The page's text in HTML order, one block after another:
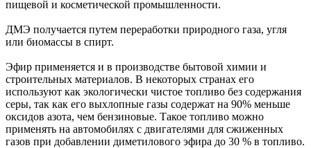
пищевой и косметической промышленности.
ДМЭ получается путем переработки природного газа, угля
или биомассы в спирт.
Эфир применяется и в производстве бытовой химии и
строительных материалов. В некоторых странах его
используют как экологически чистое топливо без содержания
серы, так как его выхлопные газы содержат на 90% меньше
оксидов азота, чем бензиновые. Такое топливо можно
применять на автомобилях с двигателями для сжиженных
газов при добавлении диметилового эфира до 30 % в топливо.